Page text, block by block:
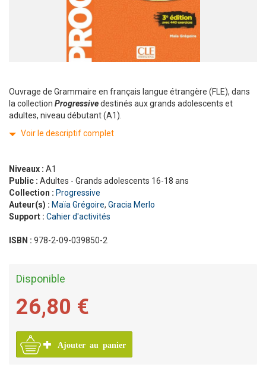
Ouvrage de Grammaire en français langue étrangère (FLE), dans
la collection Progressivedestinés aux grands adolescents et
adultes, niveau débutant (A1).
Voir le descriptif complet
Niveaux : A1
Public : Adultes - Grands adolescents 16-18 ans
Collection : Progressive
Auteur(s) : Maïa Grégoire, Gracia Merlo
Support : Cahier d'activités
ISBN : 978-2-09-039850-2
Disponible
26,80 €
Ajouter au panier